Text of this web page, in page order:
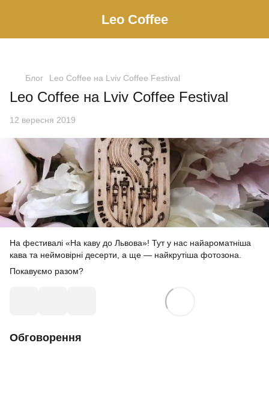
Leo Сoffee
Блог Leo Coffee на Lviv Coffee Festival
Leo Coffee на Lviv Coffee Festival
12 вересня 2019
На фестивалі «На каву до Львова»! Тут у нас найароматніша
кава та неймовірні десерти, а ще — найкрутіша фотозона.
Покавуємо разом?
Обговорення